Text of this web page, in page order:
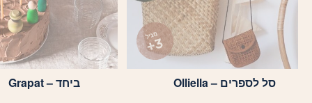
סל לספרים – Olliella ביחד – Grapat